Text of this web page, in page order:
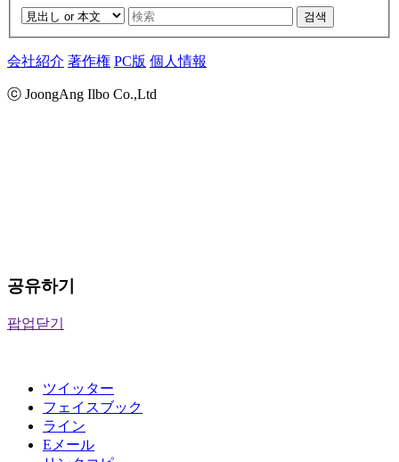
검색
会社紹介 著作権 PC版 個人情報
ⓒ JoongAng Ilbo Co.,Ltd
공유하기
팝업닫기
ツイッター
フェイスブック
ライン
Eメール